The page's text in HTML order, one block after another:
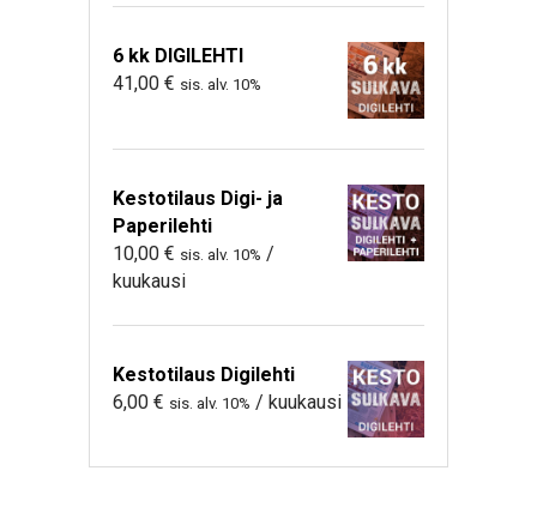
6 kk DIGILEHTI
41,00 € sis. alv. 10%
Kestotilaus Digi- ja
Paperilehti
10,00 € sis. alv. 10% /
kuukausi
Kestotilaus Digilehti
6,00 € sis. alv. 10% / kuukausi